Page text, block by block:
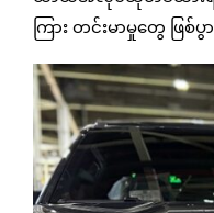
ကြား တင်းမာမှုတွေ ဖြစ်ပွ